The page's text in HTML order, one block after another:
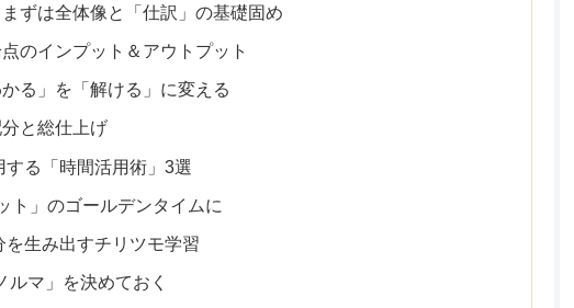
ずは全体像と「仕訳」の基礎固め
のインプット＆アウトプット
る」を「解ける」に変える
と総仕上げ
する「時間活用術」3選
ト」のゴールデンタイムに
生み出すチリツモ学習
マ」を決めておく